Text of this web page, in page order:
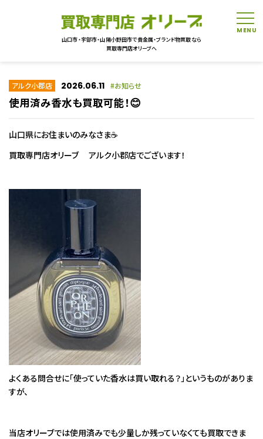
山口市・宇部市・山陽小野田市で貴金属・ブランド物買取なら
買取専門店オリーブへ
アルク小郡店 2026.06.11 お知らせ
使用済み香水も買取可能！😊
山口県にお住まいのみなさま☕
買取専門店オリーブ アルク小郡店でございます！
よくある問合せに「使っていた香水は買い取れる？」というものがありま
すが、
当店オリーブでは使用済みでも少量しか残っていなくても買取できま